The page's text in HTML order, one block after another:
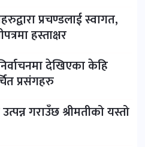
प्रचण्डलाई स्वागत,
हस्ताक्षर
देखिएका केहि
प्रसंगहरु
गराउँछ श्रीमतीको यस्तो